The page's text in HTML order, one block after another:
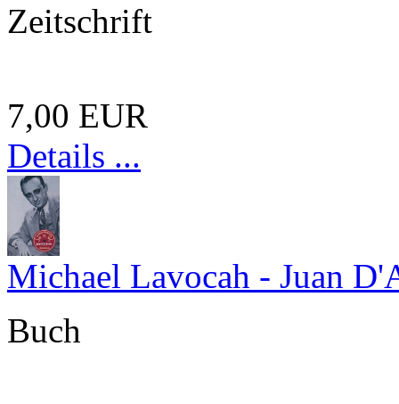
Zeitschrift
7,00 EUR
Details ...
Michael Lavocah - Juan
Buch